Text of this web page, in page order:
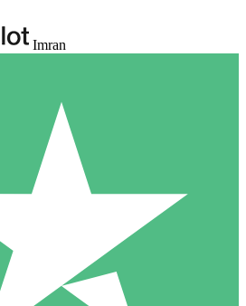
Imran